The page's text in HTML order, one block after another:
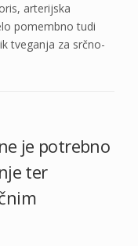
arterijska
pomembno tudi
tveganja za srčno-
je potrebno
ter